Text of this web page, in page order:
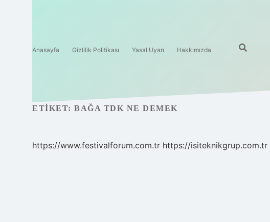
Anasayfa Gizlilik Politikası Yasal Uyarı Hakkımızda
ETIKET: BAĞA TDK NE DEMEK
https://www.festivalforum.com.tr https://isiteknikgrup.com.tr